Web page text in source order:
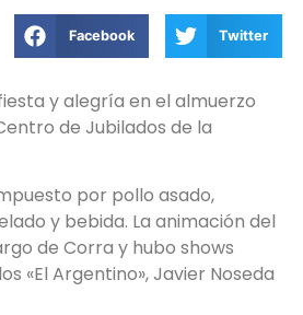
Facebook Twitter
y alegría en el almuerzo
de Jubilados de la
por pollo asado,
y bebida. La animación del
de Corra y hubo shows
«El Argentino», Javier Noseda